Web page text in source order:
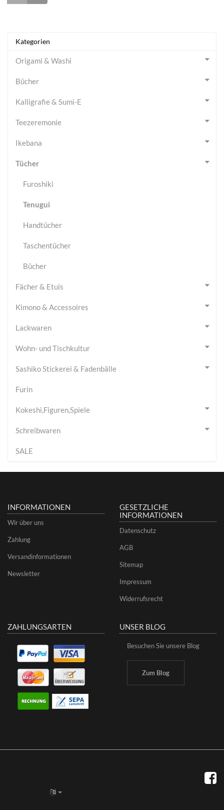
Kategorien
Origami & Washi
Bücher
Kalligrafie & Sumi-E
Teezeremonie
Ikebana
Tücher
Furoshiki
Tenugui
Handtücher
Taschentücher
Bücher
Fächer & Etuis
Kimono & Accessoires
Lackwaren
Wohn- und Tischkultur
Sashiko Stickerei & Fadenbälle
Furin
Kokeshi,Figuren,Spiele
Schreibwaren
SALE
INFORMATIONEN
Wir über uns
Zahlung
Versandinformationen
Newsletter
GESETZLICHE
INFORMATIONEN
Datenschutz
AGB
Sitemap
Impressum
Widerrufsrecht
ZAHLUNGSARTEN UNSER BLOG
Besuchen Sie unsere Blog
Zum Blog